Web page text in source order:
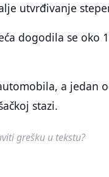
utvrđivanje
dogodila se oko
a jedan
stazi.
grešku u tekstu?